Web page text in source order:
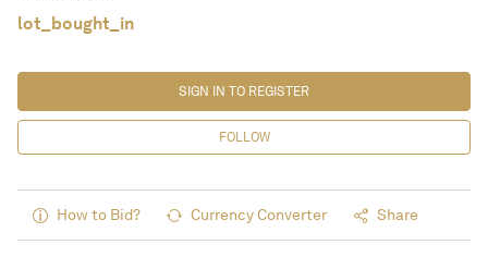
lot_bought_in
FOLLOW
SIGN IN TO REGISTER
How to Bid? Currency Converter Share